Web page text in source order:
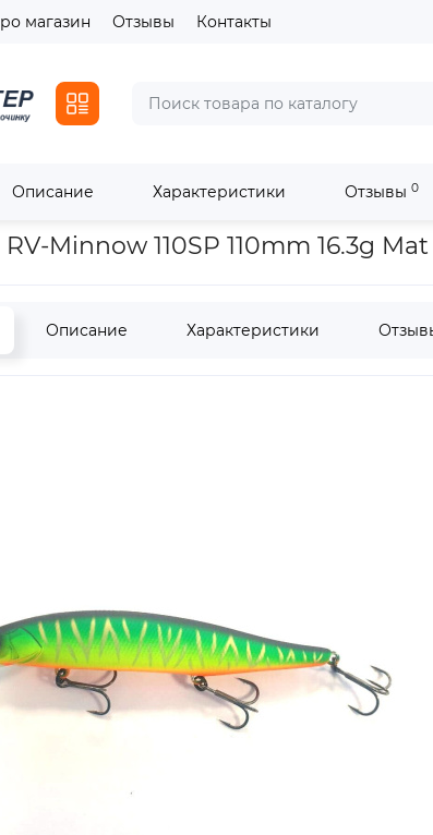
магазин Отзывы Контакты
Описание Характеристики Отзывы 0
Воблеры Воблер Jackall RV-Minnow 110SP 110mm 16.3g
Minnow 110SP 110mm 16.3g
Описание Характеристики